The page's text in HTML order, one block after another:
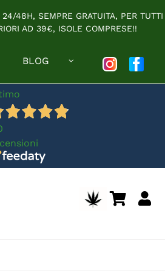
48H, SEMPRE GRATUITA, PER TUTTI
AD 39€, ISOLE COMPRESE!!
BLOG